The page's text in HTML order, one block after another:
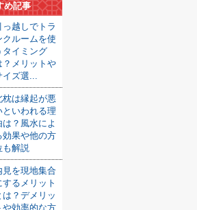
め記事
っ越しでトラ
クルームを使
タイミング
？メリットや
イズ選...
枕は縁起が悪
といわれる理
は？風水によ
効果や他の方
も解説
見を現地集合
するメリット
は？デメリッ
や効率的な方